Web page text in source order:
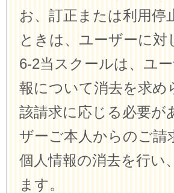
お、訂正または利用停
ときは、ユーザーに
6-2当スクールは、ユ
報について消去を求め
該請求に応じる必要が
ザーご本人からのご請
個人情報の消去を行い
ます。